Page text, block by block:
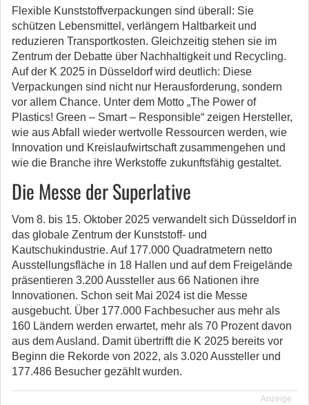
Flexible Kunststoffverpackungen sind überall: Sie
schützen Lebensmittel, verlängern Haltbarkeit und
reduzieren Transportkosten. Gleichzeitig stehen sie im
Zentrum der Debatte über Nachhaltigkeit und Recycling.
Auf der K 2025 in Düsseldorf wird deutlich: Diese
Verpackungen sind nicht nur Herausforderung, sondern
vor allem Chance. Unter dem Motto „The Power of
Plastics! Green – Smart – Responsible“ zeigen Hersteller,
wie aus Abfall wieder wertvolle Ressourcen werden, wie
Innovation und Kreislaufwirtschaft zusammengehen und
wie die Branche ihre Werkstoffe zukunftsfähig gestaltet.
Die Messe der Superlative
Vom 8. bis 15. Oktober 2025 verwandelt sich Düsseldorf in
das globale Zentrum der Kunststoff- und
Kautschukindustrie. Auf 177.000 Quadratmetern netto
Ausstellungsfläche in 18 Hallen und auf dem Freigelände
präsentieren 3.200 Aussteller aus 66 Nationen ihre
Innovationen. Schon seit Mai 2024 ist die Messe
ausgebucht. Über 177.000 Fachbesucher aus mehr als
160 Ländern werden erwartet, mehr als 70 Prozent davon
aus dem Ausland. Damit übertrifft die K 2025 bereits vor
Beginn die Rekorde von 2022, als 3.020 Aussteller und
177.486 Besucher gezählt wurden.
Anzeige